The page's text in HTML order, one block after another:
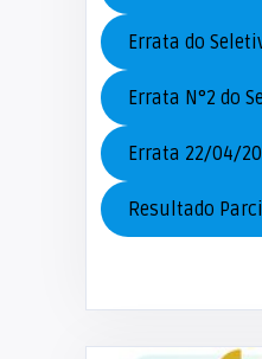
Errata do
Errata N°2 do
Errata 22/04/
Resultado